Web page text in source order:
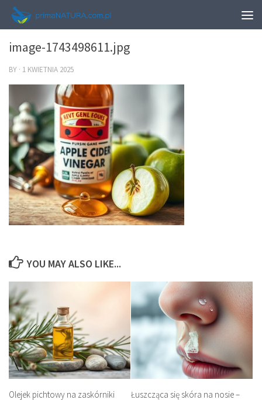
0
image-1743498611.jpg
BY · 1 KWIETNIA 2025
YOU MAY ALSO LIKE...
Olejek pichtowy na zaskórniki
Łuszcząca się skóra na nosie –